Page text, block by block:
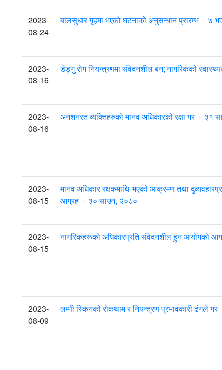
2023-
08-24
बालसुधार गृहमा भएको घटनाको अनुसन्धान प्रारम्भ । ७
2023-
08-16
डेङ्गु रोग नियन्त्रणमा संवेदनशील बन; नागरिकको
2023-
08-16
अनशनरत व्यक्तिहरुको मानव अधिकारको रक्षा गर । ३१
2023-
08-15
मानव अधिकार रक्षकमाथि भएको आक्रमण तथा
आग्रह । ३० साउन, २०८०
2023-
08-15
नागरिकहरूको अधिकारप्रति संवेदनशील हुुन आयोगको
2023-
08-09
लम्पी स्किनको रोकथाम र नियन्त्रण प्रभावकारी ढंगले